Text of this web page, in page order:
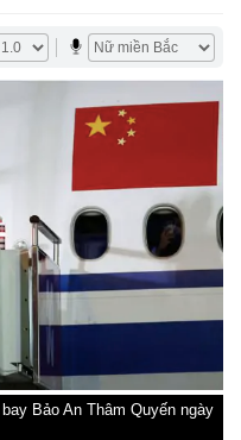
Bảo An Thâm Quyến ngày